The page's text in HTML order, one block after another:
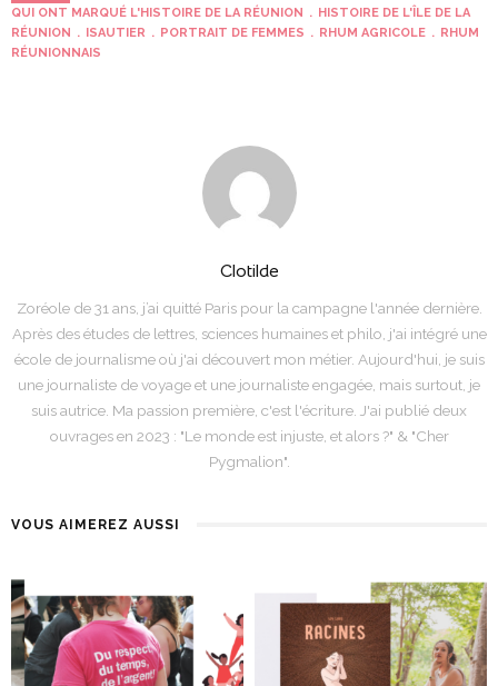
QUI ONT MARQUÉ L'HISTOIRE DE LA RÉUNION
HISTOIRE DE L'ÎLE DE LA
RÉUNION
ISAUTIER PORTRAIT DE FEMMES RHUM AGRICOLE
RHUM
RÉUNIONNAIS
Clotilde
Zoréole de 31 ans, j’ai quitté Paris pour la campagne l'année dernière.
Après des études de lettres, sciences humaines et philo, j'ai intégré une
école de journalisme où j'ai découvert mon métier. Aujourd'hui, je suis
une journaliste de voyage et une journaliste engagée, mais surtout, je
suis autrice. Ma passion première, c'est l'écriture. J'ai publié deux
ouvrages en 2023 : "Le monde est injuste, et alors ?" & "Cher
Pygmalion".
VOUS AIMEREZ AUSSI